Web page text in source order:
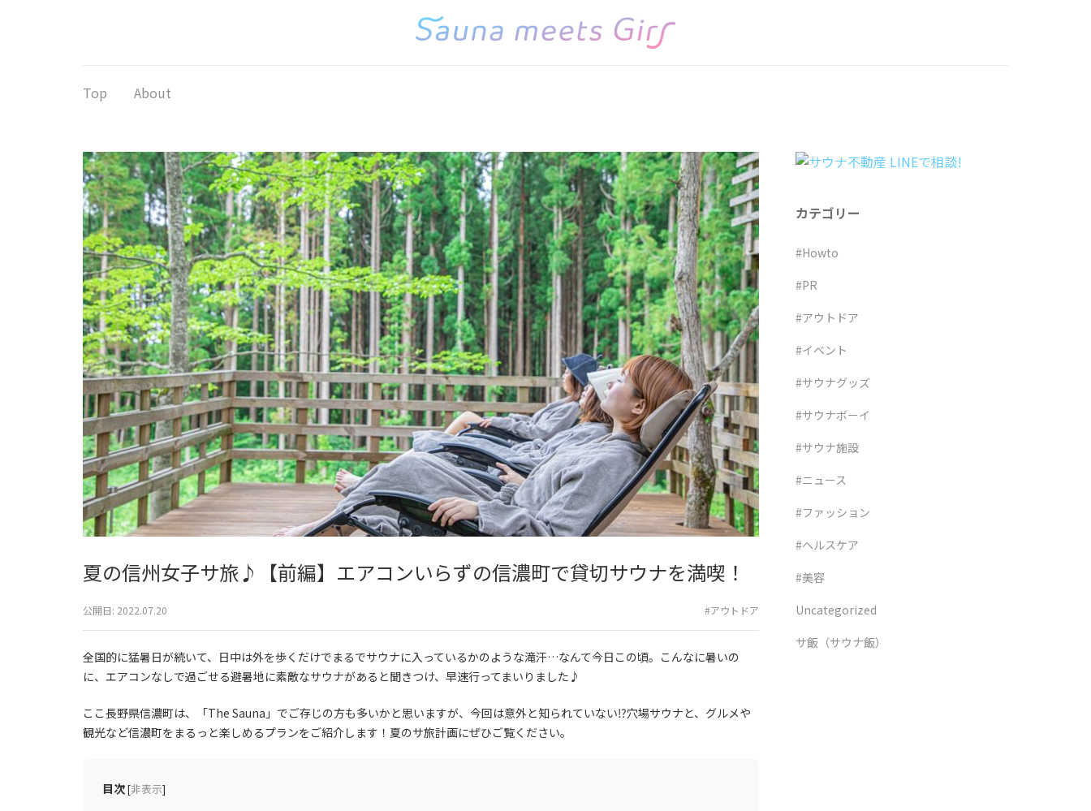
Top About
夏の信州女子サ旅♪【前編】エアコンいらずの信濃町で貸切サウナを満喫！
公開日: 2022.07.20 #アウトドア
全国的に猛暑日が続いて、日中は外を歩くだけでまるでサウナに入っているかのような滝汗…なんて今日この頃。こんなに暑いの
に、エアコンなしで過ごせる避暑地に素敵なサウナがあると聞きつけ、早速行ってまいりました♪
ここ長野県信濃町は、「The Sauna」でご存じの方も多いかと思いますが、今回は意外と知られていない⁉︎穴場サウナと、グルメや
観光など信濃町をまるっと楽しめるプランをご紹介します！夏のサ旅計画にぜひご覧ください。
目次[非表示]
カテゴリー
#Howto
#PR
#アウトドア
#イベント
#サウナグッズ
#サウナボーイ
#サウナ施設
#ニュース
#ファッション
#ヘルスケア
#美容
Uncategorized
サ飯（サウナ飯）